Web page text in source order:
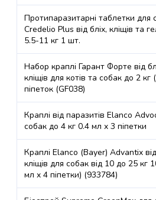
від
бліх
кліщів
для
собак
проти
глистів
для
собак
Здоров'я
та
лікування
собак
м. Львів, вул. Наукова,
35а (ТЦ ВАМ),
Тютюнова каса
Пн,
Чт,
Нд
м. Львів, вул. Пасічна,
164, Сільпоінт
Пн,
Чт,
22:00
м. Львів, вул.
Стрийська, 45 (ТЦ
Fabrik), Тютюнова каса
Пн,
Чт,
Нд
22:00
м. Львів, просп.
Червоної Калини, 62
Пн,
Чт,
Протипаразитарні таблетки для
Credelio Plus від бліх, кліщів та
5.5-11 кг 1 шт.
Набор краплі Гарант Форте від
кліщів для котів та собак до 2 кг
піпеток (GF038)
Краплі від паразитів Elanco
собак до 4 кг 0.4 мл x 3 піпетки
Краплі Elanco (Bayer) Advantix від
кліщів для собак від 10 до 25 кг
мл x 4 піпетки) (933784)